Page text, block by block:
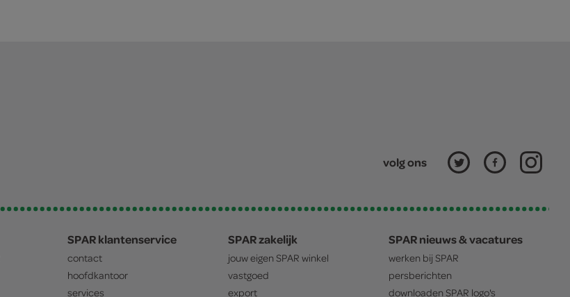
volg ons
SPAR klantenservice
contact
hoofdkantoor
services
SPAR zakelijk
jouw eigen SPAR winkel
vastgoed
export
SPAR nieuws & vacatures
werken bij SPAR
persberichten
downloaden SPAR logo's